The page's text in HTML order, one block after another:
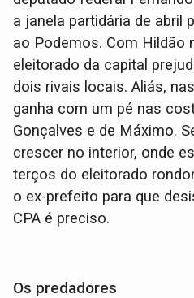
a janela partidária de abril
ao Podemos. Com Hildão
eleitorado da capital
dois rivais locais. Aliás,
ganha com um pé nas
Gonçalves e de Máximo.
crescer no interior, onde
terços do eleitorado
o ex-prefeito para que
CPA é preciso.
Os predadores